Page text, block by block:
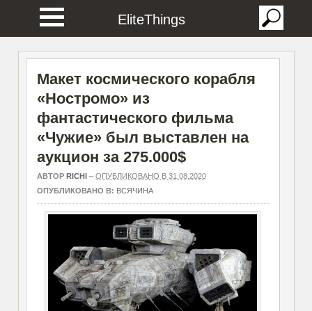
EliteThings
Макет космического корабля
«Ностромо» из
фантастического фильма
«Чужие» был выставлен на
аукцион за 275.000$
АВТОР RICHI– ОПУБЛИКОВАНО В 31.08.2020
ОПУБЛИКОВАНО В: ВСЯЧИНА